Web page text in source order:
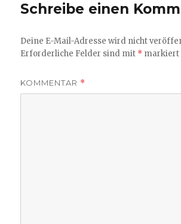
Schreibe einen
Deine E-Mail-Adresse wird nicht
Erforderliche Felder sind mit * markiert
KOMMENTAR *